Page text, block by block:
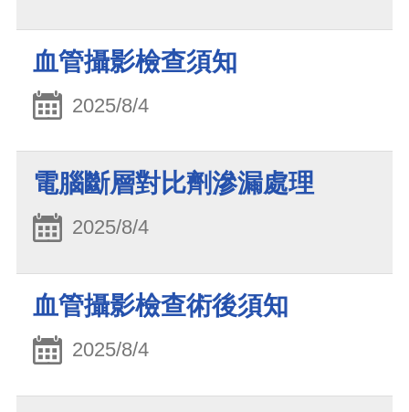
血管攝影檢查須知
2025/8/4
電腦斷層對比劑滲漏處理
2025/8/4
血管攝影檢查術後須知
2025/8/4